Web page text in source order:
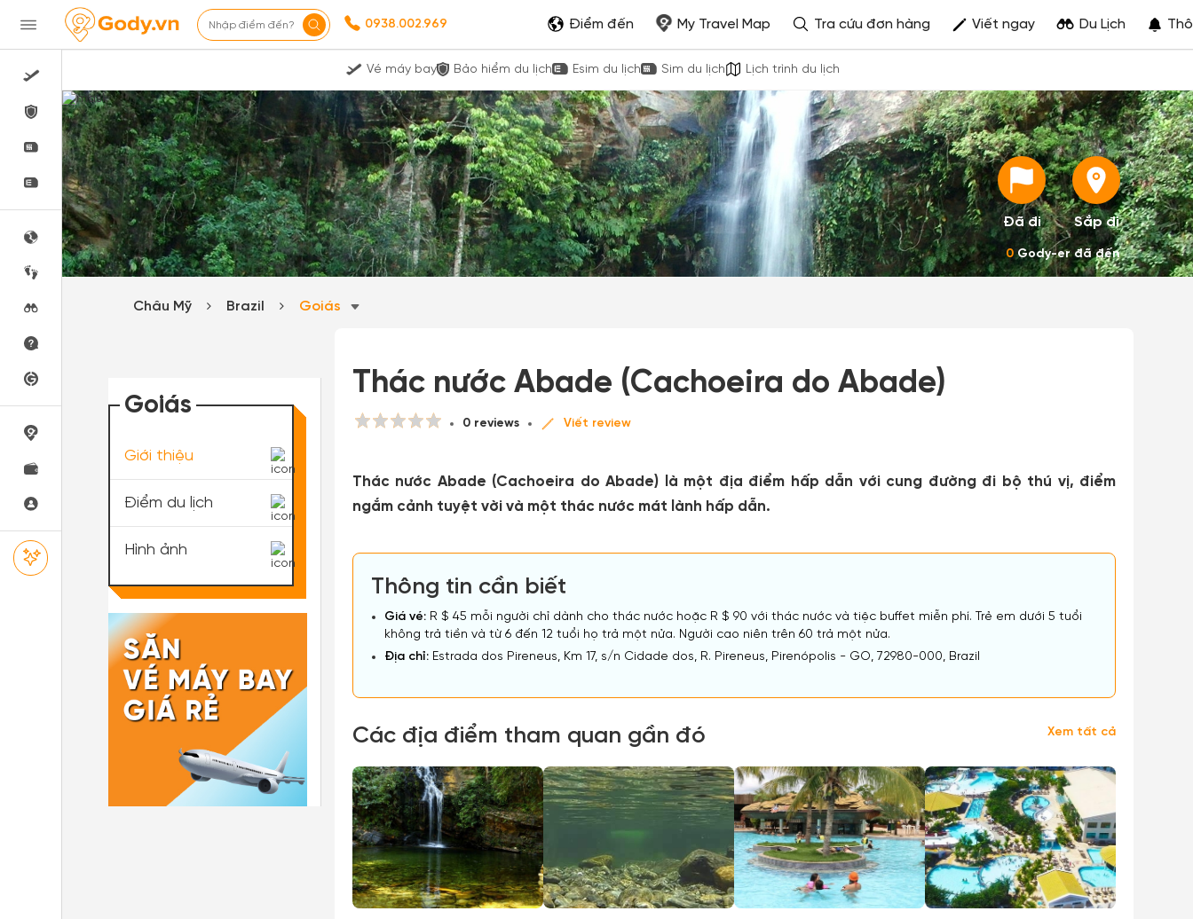
Nhập điểm đến? 0938.002.969 Điểm đến My Travel Map Tra cứu đơn hàng Viết ngay Du Lịch
Vé máy bay Bảo hiểm du lịch Esim du lịch Sim du lịch Lịch trình du lịch
Đã đi Sắp đi
0Gody-er đã đến
Châu Mỹ Brazil Goiás
Thác nước Abade (Cachoeira do Abade)
0 reviews Viết review
Thác nước Abade (Cachoeira do Abade) là một địa điểm hấp dẫn với cung đường đi bộ thú vị, điểm
ngắm cảnh tuyệt vời và một thác nước mát lành hấp dẫn.
Thông tin cần biết
Giá vé: R $ 45 mỗi người chỉ dành cho thác nước hoặc R $ 90 với thác nước và tiệc buffet miễn phí. Trẻ em dưới 5 tuổi
không trả tiền và từ 6 đến 12 tuổi họ trả một nửa. Người cao niên trên 60 trả một nửa.
Địa chỉ: Estrada dos Pireneus, Km 17, s/n Cidade dos, R. Pireneus, Pirenópolis - GO, 72980-000, Brazil
Các địa điểm tham quan gần đó Xem tất cả
Goiás
Giới thiệu
Điểm du lịch
Hình ảnh